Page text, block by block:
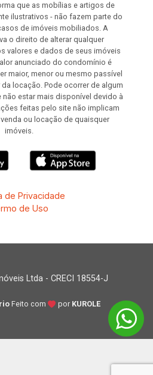
que as mobílias e artigos de
ilustrativos - não fazem parte do
de imóveis mobiliados. A
o direito de alterar qualquer
valores e dados de seus imóveis
anunciado do condomínio é
maior, menor ou mesmo passível
locação. Pode ocorrer de algum
estar mais disponível devido à
feitas pelo site não implicam
ou locação de quaisquer
imóveis.
de Privacidade
de Uso
Ltda - CRECI 18554-J
Feito com por KUROLE